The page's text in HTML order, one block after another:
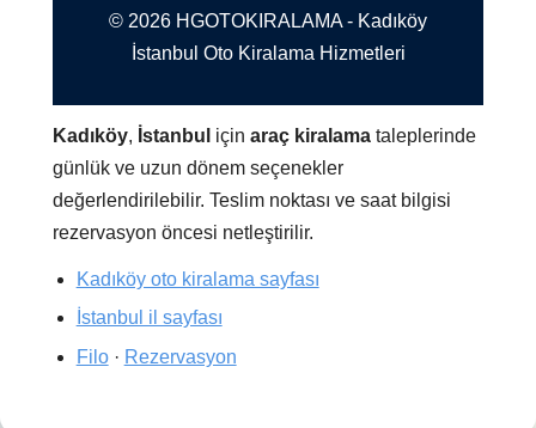
© 2026 HGOTOKIRALAMA - Kadıköy
İstanbul Oto Kiralama Hizmetleri
Kadıköy, İstanbul içinaraç kiralama taleplerinde
günlük ve uzun dönem seçenekler
değerlendirilebilir. Teslim noktası ve saat bilgisi
rezervasyon öncesi netleştirilir.
Kadıköy oto kiralama sayfası
İstanbul il sayfası
Filo· Rezervasyon